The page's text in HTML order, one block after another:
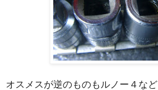
オスメスが逆のものもルノー４など